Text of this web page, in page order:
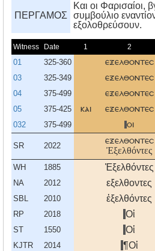
ΠΕΡΓΑΜΟΣ
Kαι οι Φαρισαίοι,
συμβούλιο
εξολοθρεύσουν.
Witness Date 1 2
01 325-360 εξελθοντεσ
03 325-349 εξελθοντεσ
04 375-499 εξελθοντεσ
05 375-425 και εξελθοντεσ
032 375-499 οι
SR 2022
εξελθοντεσ
Ἐξελθόντες
WH 1885 Ἐξελθόντες
NA 2012 εξελθοντες
SBL 2010 ἐξελθόντες
RP 2018 Οἱ
ST 1550 Οἱ
KJTR 2014 ¶Οἱ